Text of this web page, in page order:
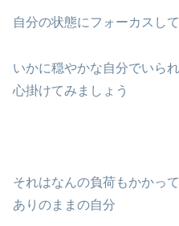
自分の状態にフォーカスして
いかに穏やかな自分でいら
心掛けてみましょう
それはなんの負荷もかかっ
ありのままの自分